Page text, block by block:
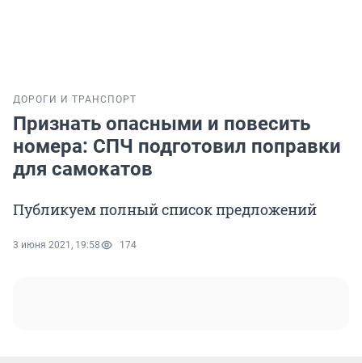
ДОРОГИ И ТРАНСПОРТ
Признать опасными и повесить
номера: СПЧ подготовил поправки
для самокатов
Публикуем полный список предложений
3 июня 2021, 19:58 174